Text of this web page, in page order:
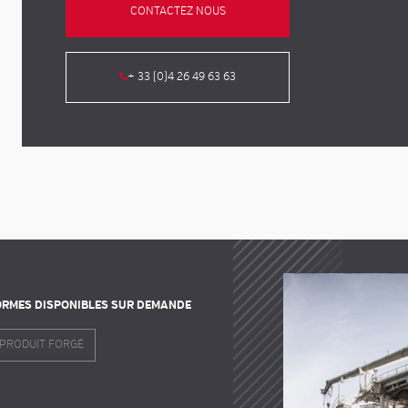
CONTACTEZ NOUS
+ 33 (0)4 26 49 63 63
DISPONIBLES SUR DEMANDE
PRODUIT FORGÉ